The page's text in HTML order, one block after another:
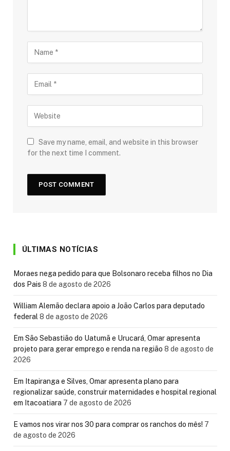
Save my name, email, and website in this browser
for the next time I comment.
ÚLTIMAS NOTÍCIAS
Moraes nega pedido para que Bolsonaro receba filhos no Dia
dos Pais 8 de agosto de 2026
William Alemão declara apoio a João Carlos para deputado
federal 8 de agosto de 2026
Em São Sebastião do Uatumã e Urucará, Omar apresenta
projeto para gerar emprego e renda na região 8 de agosto de
2026
Em Itapiranga e Silves, Omar apresenta plano para
regionalizar saúde, construir maternidades e hospital regional
em Itacoatiara 7 de agosto de 2026
E vamos nos virar nos 30 para comprar os ranchos do mês! 7
de agosto de 2026